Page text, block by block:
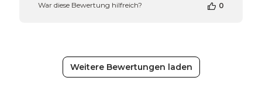
Inhabers
Beauty
Team
War diese Bewertung hilfreich? 0
Weitere Bewertungen laden